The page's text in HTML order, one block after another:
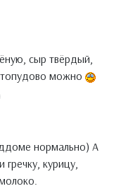
сыр твёрдый,
можно
нормально) А
курицу,